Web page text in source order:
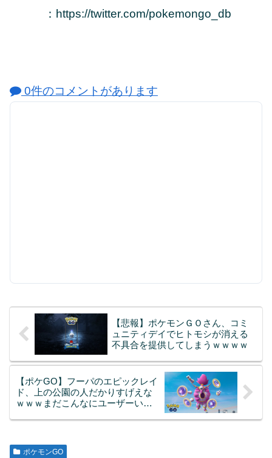
：https://twitter.com/pokemongo_db
0件のコメントがあります
【悲報】ポケモンＧＯさん、コミ
ュニティデイでヒトモシが消える
不具合を提供してしまうｗｗｗｗ
【ポケGO】フーパのエピックレイ
ド、上の公園の人だかりすげえな
ｗｗｗまだこんなにユーザーいた
ポケモンGO